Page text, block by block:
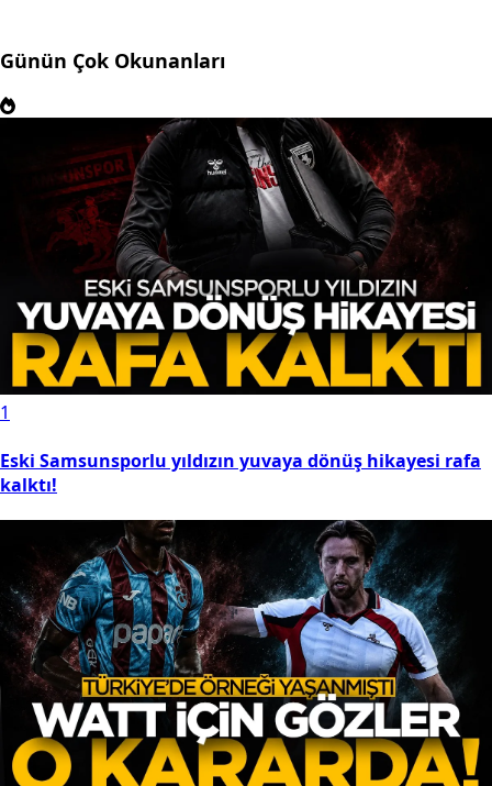
Günün Çok Okunanları
1
Eski Samsunsporlu yıldızın yuvaya dönüş hikayesi rafa
kalktı!